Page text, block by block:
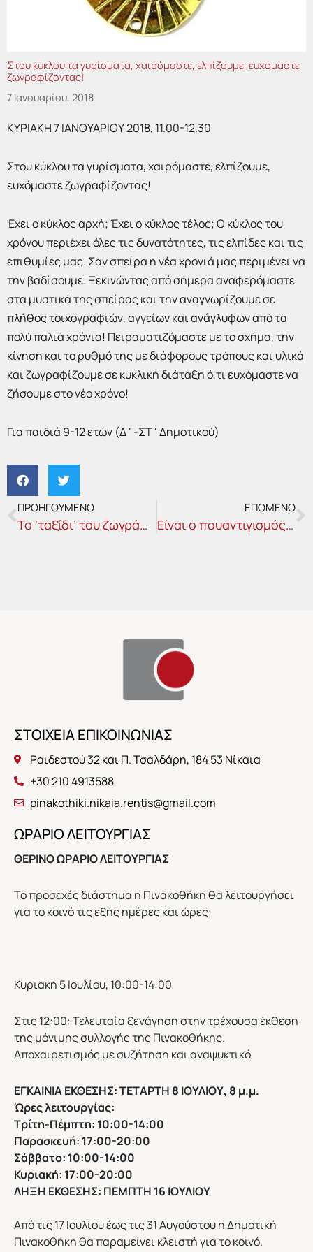
Στου κύκλου τα γυρίσματα, χαιρόμαστε, ελπίζουμε, ευχόμαστε
ζωγραφίζοντας!
7 Ιανουαρίου, 2018
ΚΥΡΙΑΚΗ 7 ΙΑΝΟΥΑΡΙΟΥ 2018, 11.00-12.30
Στου κύκλου τα γυρίσματα, χαιρόμαστε, ελπίζουμε,
ευχόμαστε ζωγραφίζοντας!
Έχει ο κύκλος αρχή; Έχει ο κύκλος τέλος; Ο κύκλος του
χρόνου περιέχει όλες τις δυνατότητες, τις ελπίδες και τις
επιθυμίες μας. Σαν σπείρα η νέα χρονιά μας περιμένει να
την βαδίσουμε. Ξεκινώντας από σήμερα αναφερόμαστε
στα μυστικά της σπείρας και την αναγνωρίζουμε σε
πλήθος τοιχογραφιών, αγγείων και ανάγλυφων από τα
πολύ παλιά χρόνια! Πειραματιζόμαστε με το σχήμα, την
κίνηση και το ρυθμό της με διάφορους τρόπους και υλικά
και ζωγραφίζουμε σε κυκλική διάταξη ό,τι ευχόμαστε να
ζήσουμε στο νέο χρόνο!
Για παιδιά 9-12 ετών (Δ΄-ΣΤ΄Δημοτικού)
Prev
ΠΡΟΗΓΟΥΜΕΝΟ
Το ‘ταξίδι’ του ζωγράφου
ΕΠΟΜΕΝΟ
Είναι ο πουαντιγισμός ζωγραφική με χαρτοπόλεμο; Ένα χαρούμενο εργαστήριο!
ΣΤΟΙΧΕΙΑ ΕΠΙΚΟΙΝΩΝΙΑΣ
Ραιδεστού 32 και Π. Τσαλδάρη, 184 53 Νίκαια
+30 210 4913588
pinakothiki.nikaia.rentis@gmail.com
ΩΡΑΡΙΟ ΛΕΙΤΟΥΡΓΙΑΣ
ΘΕΡΙΝΟ ΩΡΑΡΙΟ ΛΕΙΤΟΥΡΓΙΑΣ
Το προσεχές διάστημα η Πινακοθήκη θα λειτουργήσει
για το κοινό τις εξής ημέρες και ώρες:
Κυριακή 5 Ιουλίου, 10:00-14:00
Στις 12:00: Τελευταία ξενάγηση στην τρέχουσα έκθεση
της μόνιμης συλλογής της Πινακοθήκης.
Αποχαιρετισμός με συζήτηση και αναψυκτικό
ΕΓΚΑΙΝΙΑ ΕΚΘΕΣΗΣ: ΤΕΤΑΡΤΗ 8 ΙΟΥΛΙΟΥ, 8 μ.μ.
Ώρες λειτουργίας:
Τρίτη-Πέμπτη: 10:00-14:00
Παρασκευή: 17:00-20:00
Σάββατο: 10:00-14:00
Κυριακή: 17:00-20:00
ΛΗΞΗ EΚΘΕΣΗΣ: ΠΕΜΠΤΗ 16 ΙΟΥΛΙΟΥ
Από τις 17 Ιουλίου έως τις 31 Αυγούστου η Δημοτική
Πινακοθήκη θα παραμείνει κλειστή για το κοινό.